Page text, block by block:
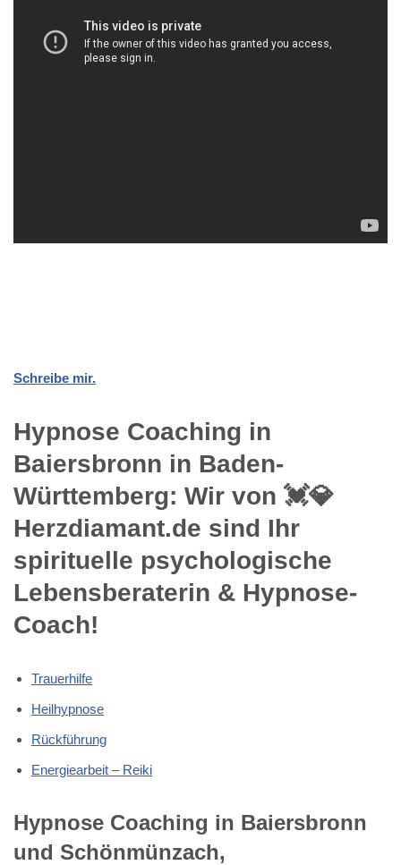
Schreibe mir.
Hypnose Coaching in
Baiersbronn in Baden-
Württemberg: Wir von 💓️💎
Herzdiamant.de sind Ihr
spirituelle psychologische
Lebensberaterin & Hypnose-
Coach!
Trauerhilfe
Heilhypnose
Rückführung
Energiearbeit – Reiki
Hypnose Coaching in Baiersbronn
und Schönmünzach,